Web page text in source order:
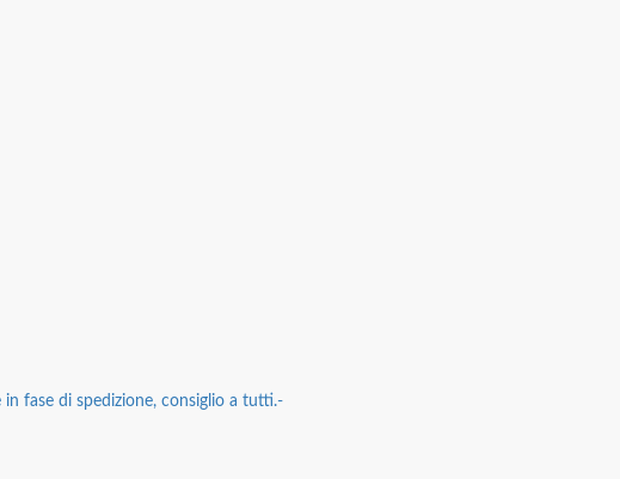
fase di spedizione, consiglio a tutti.-